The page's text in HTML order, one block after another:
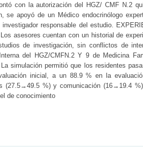
con la autorización del HGZ/ CMF N.2
se apoyó de un Médico endocrinólogo
responsable del estudio.
asesores cuentan con un historial de
de investigación, sin conflictos de
del HGZ/CMFN.2 Y 9 de Medicina
simulación permitió que los residentes
inicial, a un 88.9 % en la
(27.5→49.5 %) y comunicación (16→19.4
de conocimiento